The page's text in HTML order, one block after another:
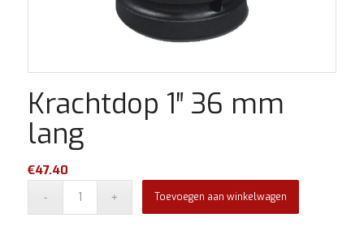
Krachtdop 1″ 36 mm
lang
€47.40
Toevoegen aan winkelwagen